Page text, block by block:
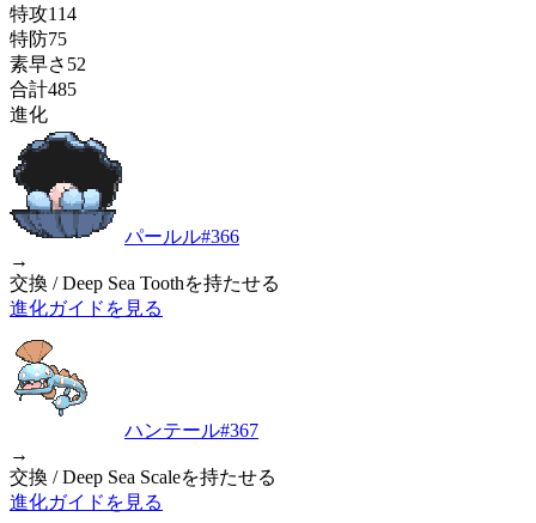
特攻114
特防75
素早さ 52
合計485
進化
パールル#366
→
交換 / Deep Sea Toothを持たせる
進化ガイドを見る
ハンテール#367
→
交換 / Deep Sea Scaleを持たせる
進化ガイドを見る